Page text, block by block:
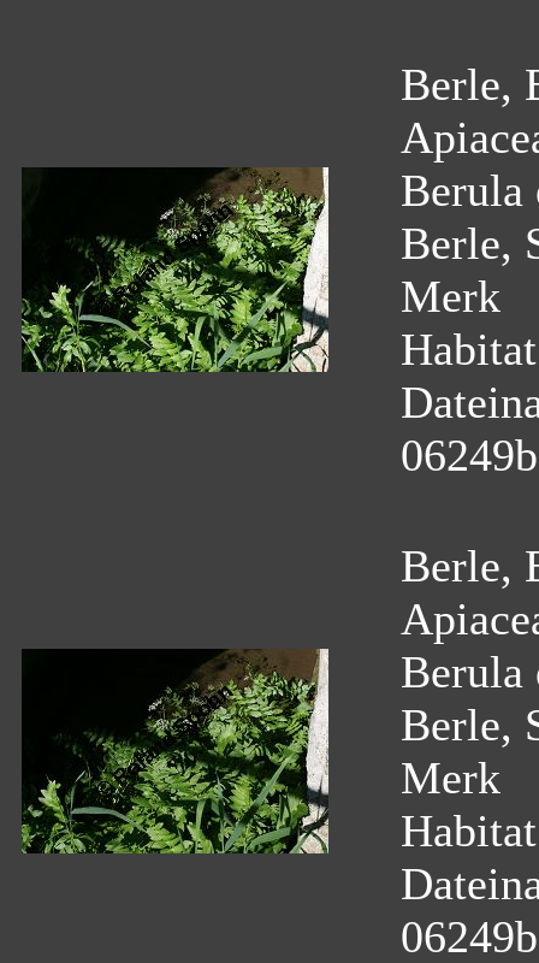
Berle,
Berula
Berle,
Merk
Habitat
Berle,
Berula
Berle,
Merk
Habitat